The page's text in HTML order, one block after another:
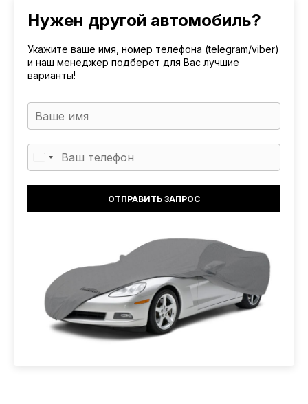
Нужен другой автомобиль?
Укажите ваше имя, номер телефона (telegram/viber)
и наш менеджер подберет для Вас лучшие
варианты!